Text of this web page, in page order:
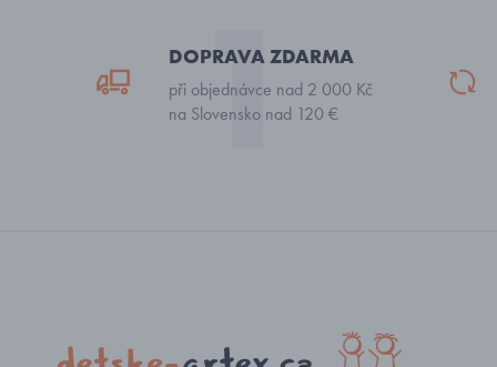
DOPRAVA ZDARMA
při objednávce nad 2 000 Kč
na Slovensko nad 120 €